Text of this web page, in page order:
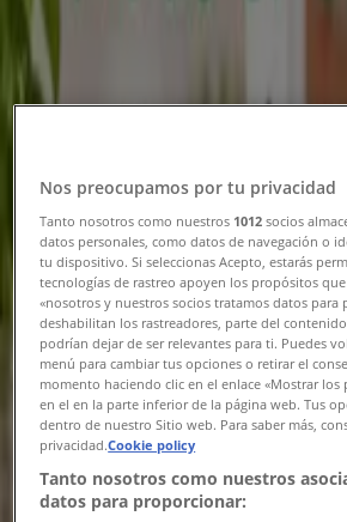
Utgår den 21/8 Ludvika
Ny
Guldfynd
Erbjudande! 20% rabatt.
Utgår den 20/8Ludvika
Ny
Nos preocupamos por tu privacidad
Tanto nosotros como nuestros 1012 socios
datos personales, como datos de navegación o
tu dispositivo. Si seleccionas Acepto, estarás
tecnologías de rastreo apoyen los propósitos
«nosotros y nuestros socios tratamos datos para
deshabilitan los rastreadores, parte del
podrían dejar de ser relevantes para ti. Puedes
menú para cambiar tus opciones o retirar el
momento haciendo clic en el enlace «Mostrar los
en el en la parte inferior de la página web. Tus
dentro de nuestro Sitio web. Para saber más,
privacidad.Cookie policy
Tanto nosotros como nuestros
datos para proporcionar: